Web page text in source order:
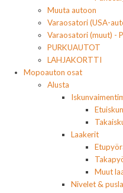
Muuta autoon
Varaosatori (USA-
Varaosatori (muut) -
PURKUAUTOT
LAHJAKORTTI
Mopoauton osat
Alusta
Laakerit
Muut
Nivelet &